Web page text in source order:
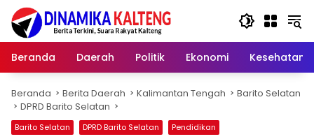
Langsung
konten
Beranda
Daerah Politik Ekonomi Kesehatan
Beranda Berita Daerah Kalimantan Tengah
Barito Selatan
DPRD Barito Selatan
Barito Selatan DPRD Barito Selatan Pendidikan